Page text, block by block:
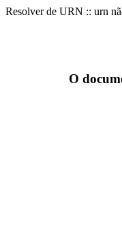
Resolver de URN :: urn
O